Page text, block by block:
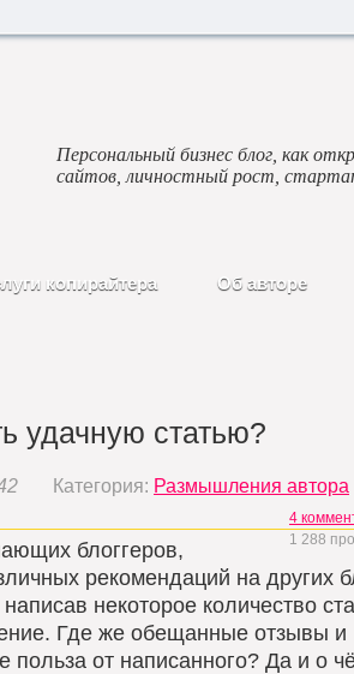
удачную статью?
Категория: Размышления автора
4
1 288
блоггеров,
рекомендаций на других
некоторое количество
Где же обещанные отзывы и
польза от написанного? Да и о
Персональный бизнес блог, как
сайтов, личностный рост,
копирайтера Об авторе